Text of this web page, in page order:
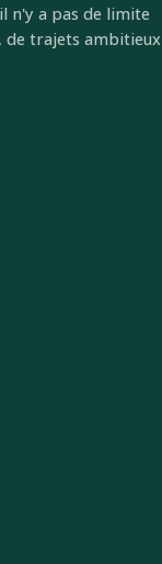
n'y a pas de limite
de trajets ambitieux